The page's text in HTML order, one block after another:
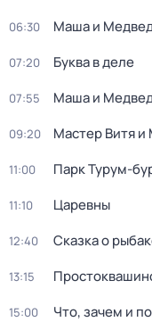
06:30 Маша и
07:20 Буква в деле
07:55 Маша и
09:20 Мастер Витя
11:00 Парк Турум-
11:10 Царевны
12:40 Сказка о
13:15
15:00 Что, зачем и